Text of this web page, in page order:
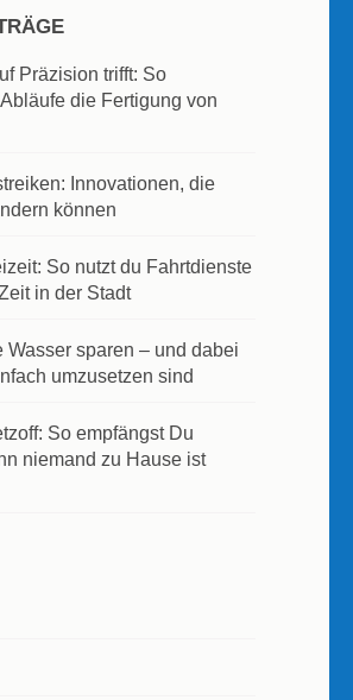
Präzision trifft: So
die Fertigung von
Innovationen, die
können
So nutzt du Fahrtdienste
in der Stadt
Wasser sparen – und dabei
umzusetzen sind
So empfängst Du
niemand zu Hause ist